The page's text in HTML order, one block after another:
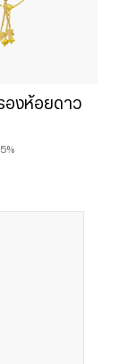
องห้อยดาว